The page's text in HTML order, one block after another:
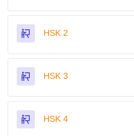
HSK 2Bài học
HSK 3Bài học
HSK 4Bài học